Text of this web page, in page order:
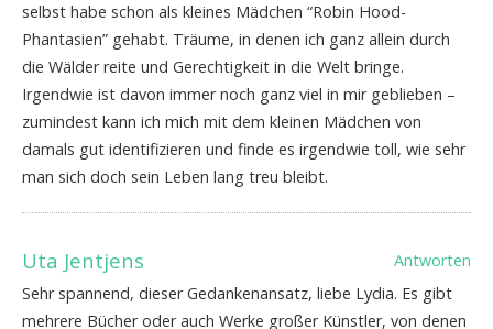
selbst habe schon als kleines Mädchen “Robin Hood-
Phantasien” gehabt. Träume, in denen ich ganz allein durch
die Wälder reite und Gerechtigkeit in die Welt bringe.
Irgendwie ist davon immer noch ganz viel in mir geblieben –
zumindest kann ich mich mit dem kleinen Mädchen von
damals gut identifizieren und finde es irgendwie toll, wie sehr
man sich doch sein Leben lang treu bleibt.
Uta Jentjens
Antworten
Sehr spannend, dieser Gedankenansatz, liebe Lydia. Es gibt
mehrere Bücher oder auch Werke großer Künstler, von denen